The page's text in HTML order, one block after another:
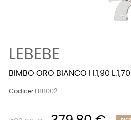
LEBEBE
BIMBO ORO BIANCO H.1,90 L.1,70
Codice: LBB002